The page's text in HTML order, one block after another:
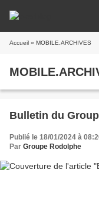
Accueil » MOBILE.ARCHIVES
Bulletin du
Publié le 18/01/2024 à
Par Groupe Rodolphe